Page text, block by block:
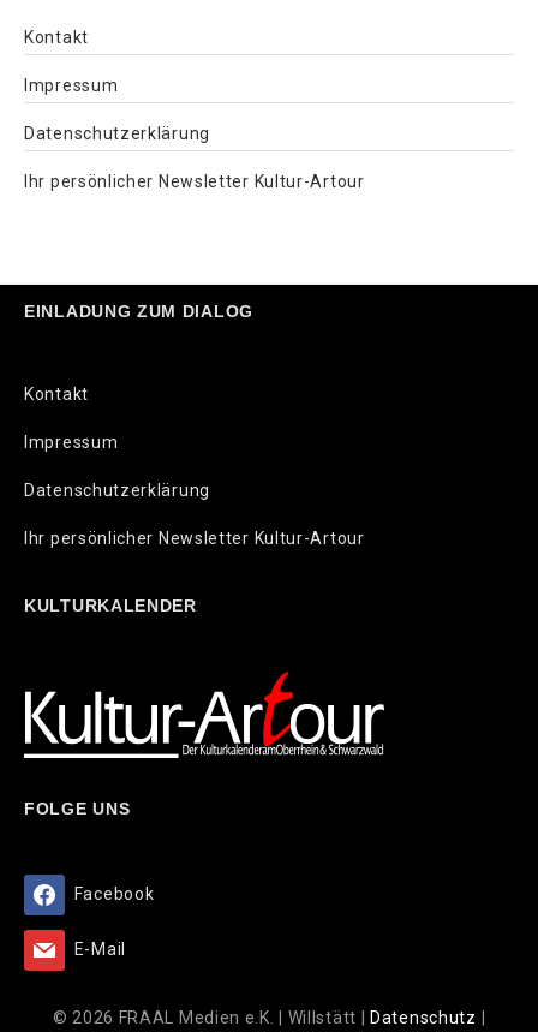
Kontakt
Impressum
Datenschutzerklärung
Ihr persönlicher Newsletter Kultur-Artour
EINLADUNG ZUM DIALOG
Kontakt
Impressum
Datenschutzerklärung
Ihr persönlicher Newsletter Kultur-Artour
KULTURKALENDER
FOLGE UNS
Facebook
E-Mail
© 2026 FRAAL Medien e.K. | Willstätt | Datenschutz